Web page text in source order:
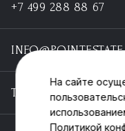
+7 499 288 88 67
TELEGRAM
На сайте
Политикой